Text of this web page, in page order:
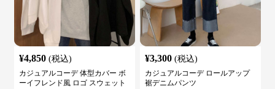
¥4,850 (税込)
カジュアルコーデ 体型カバー ボ
ーイフレンド風 ロゴ スウェット
¥3,300 (税込)
カジュアルコーデ ロールアップ
裾デニムパンツ